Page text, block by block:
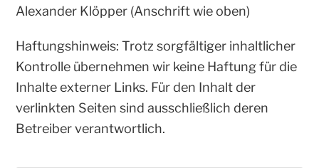
Alexander Klöpper (Anschrift wie oben)
Haftungshinweis: Trotz sorgfältiger inhaltlicher
Kontrolle übernehmen wir keine Haftung für die
Inhalte externer Links. Für den Inhalt der
verlinkten Seiten sind ausschließlich deren
Betreiber verantwortlich.